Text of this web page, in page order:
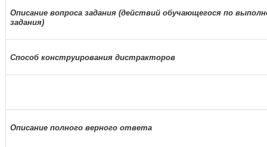
Описание вопроса задания (действий обучающегося по
задания)
Способ конструирования дистракторов
Описание полного верного ответа